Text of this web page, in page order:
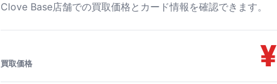
Clove Base店舗での買取価格とカード情報を確認できます。
買取価格 ¥